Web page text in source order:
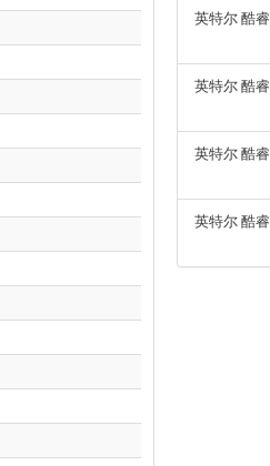
英特尔 酷睿
英特尔 酷睿
英特尔 酷睿
英特尔 酷睿